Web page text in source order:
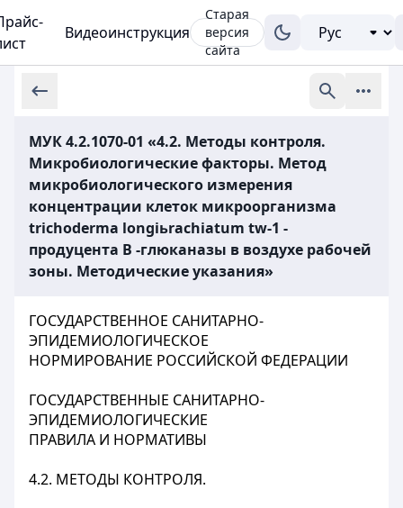
Видеоинструкция
Старая
версия
сайта
МУК 4.2.1070-01 «4.2. Методы контроля.
Микробиологические факторы. Метод
микробиологического измерения
концентрации клеток микроорганизма
triсhоdеrmа lоngiьrасhiаtum tw-1 -
продуцента В -глюканазы в воздухе рабочей
зоны. Методические указания»
ГОСУДАРСТВЕННОЕ САНИТАРНО-
ЭПИДЕМИОЛОГИЧЕСКОЕ
НОРМИРОВАНИЕ РОССИЙСКОЙ ФЕДЕРАЦИИ
ГОСУДАРСТВЕННЫЕ САНИТАРНО-
ЭПИДЕМИОЛОГИЧЕСКИЕ
ПРАВИЛА И НОРМАТИВЫ
4.2. МЕТОДЫ КОНТРОЛЯ.